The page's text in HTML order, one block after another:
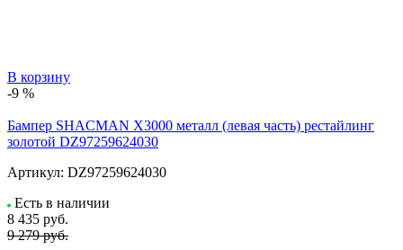
В корзину
-9 %
Бампер SHACMAN X3000 металл (левая часть) рестайлинг
золотой DZ97259624030
Артикул: DZ97259624030
Есть в наличии
8 435 руб.
9 279 руб.